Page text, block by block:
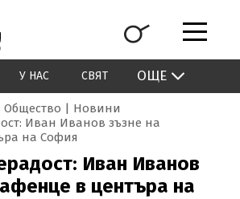
У НАС СВЯТ ОЩЕ
Общество
Новини
Иван Иванов зъзне на
на София
Иван Иванов
в центъра на